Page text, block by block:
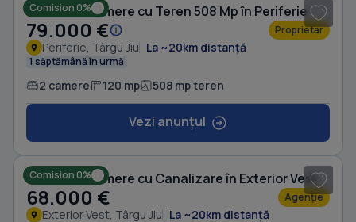
Comision 0%
Casă cu 2 camere cu Teren 508 Mp în Periferie
79.000 € Proprietar
Periferie, Târgu Jiu La ~20km distanță
1 săptămână în urmă
2 camere 120 mp 508 mp teren
Vezi anunțul
Comision 0%
Casă cu 2 camere cu Canalizare în Exterior Vest
68.000 € Agenție
Exterior Vest, Târgu Jiu La ~20km distanță